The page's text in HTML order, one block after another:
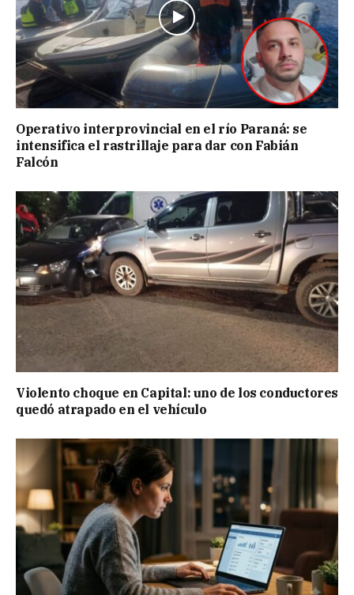
Operativo interprovincial en el río Paraná: se
intensifica el rastrillaje para dar con Fabián
Falcón
Violento choque en Capital: uno de los conductores
quedó atrapado en el vehículo